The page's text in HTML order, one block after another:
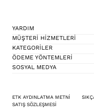
YARDIM
MÜŞTERİ HİZMETLERİ
KATEGORİLER
ÖDEME YÖNTEMLERİ
SOSYAL MEDYA
ETK AYDINLATMA METNİ
SATIŞ SÖZLEŞMESİ